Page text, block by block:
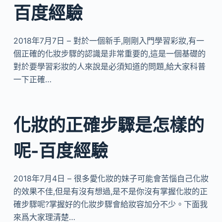
百度經驗
2018年7月7日 – 對於一個新手,剛剛入門學習彩妝,有一
個正確的化妝步驟的認識是非常重要的,這是一個基礎的
對於要學習彩妝的人來說是必須知道的問題,給大家科普
一下正確…
化妝的正確步驟是怎樣的
呢-百度經驗
2018年7月4日 – 很多愛化妝的妹子可能會苦惱自己化妝
的效果不佳,但是有沒有想過,是不是你沒有掌握化妝的正
確步驟呢?掌握好的化妝步驟會給妝容加分不少。下面我
來爲大家理清楚…